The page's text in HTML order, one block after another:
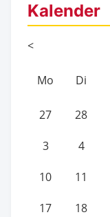
Kalender
<
Mo Di
27 28
3 4
10 11
17 18